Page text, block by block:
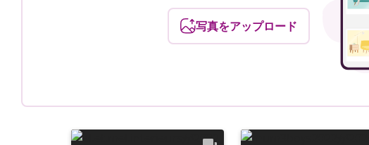
写真をアップロード